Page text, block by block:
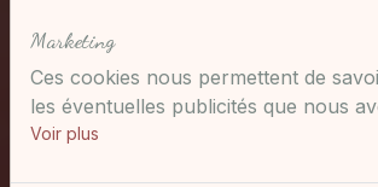
essentiels pour nous afin de vous
meilleure expérience possible.
Marketing
Ces cookies nous permettent de
les éventuelles publicités que nous
pu vous proposer ont été pertinentes.
Voir plus